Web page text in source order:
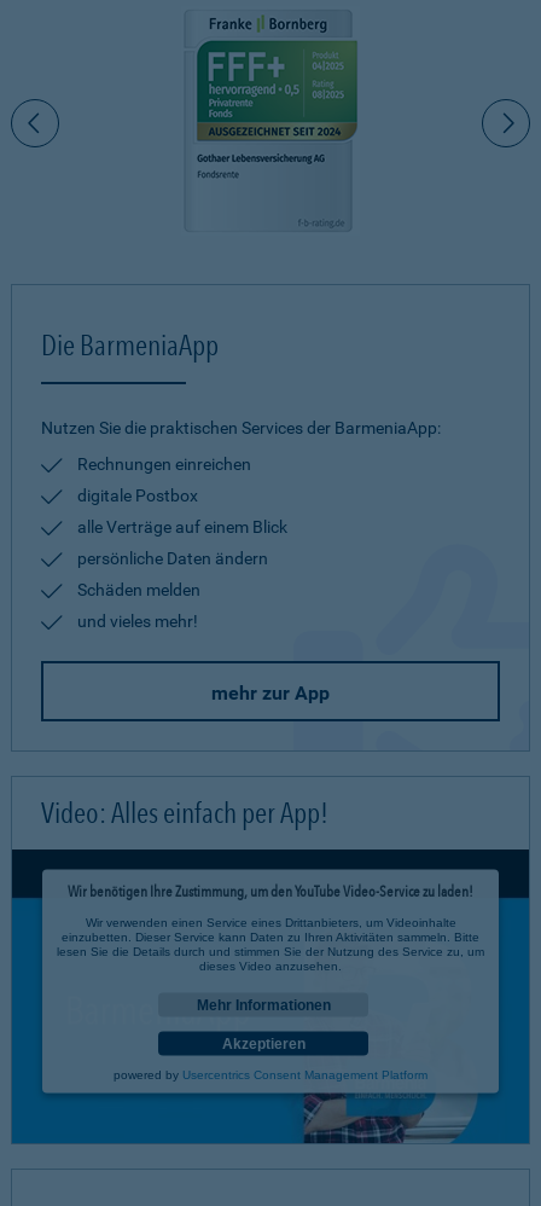
Die BarmeniaApp
Nutzen Sie die praktischen Services der BarmeniaApp:
Rechnungen einreichen
digitale Postbox
alle Verträge auf einem Blick
persönliche Daten ändern
Schäden melden
und vieles mehr!
mehr zur App
Video: Alles einfach per App!
Wir benötigen Ihre Zustimmung, um den YouTube Video-Service zu laden!
Wir verwenden einen Service eines Drittanbieters, um Videoinhalte
einzubetten. Dieser Service kann Daten zu Ihren Aktivitäten sammeln. Bitte
lesen Sie die Details durch und stimmen Sie der Nutzung des Service zu, um
dieses Video anzusehen.
Mehr Informationen
Akzeptieren
powered by Usercentrics Consent Management Platform